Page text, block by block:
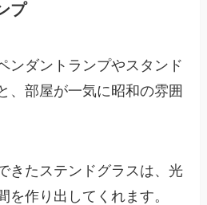
プ
ンダントランプやスタンド
、部屋が一気に昭和の雰囲
きたステンドグラスは、光
を作り出してくれます。